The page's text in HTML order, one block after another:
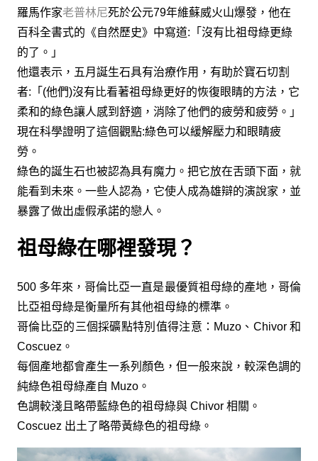
羅馬作家老普林尼死於公元79年維蘇威火山爆發，他在
百科全書式的《自然歷史》中寫道:「沒有比祖母綠更綠
的了。」
他還表示，五月誕生石具有治療作用，有助於寶石切割
者:「(他們)沒有比看著祖母綠更好的恢復眼睛的方法，它
柔和的綠色讓人感到舒適，消除了他們的疲勞和疲勞。」
現在科學證明了這個觀點:綠色可以緩解壓力和眼睛疲
勞。
綠色的誕生石也被認為具有魔力。把它放在舌頭下面，就
能看到未來。一些人認為，它使人成為雄辯的演說家，並
暴露了做出虛假承諾的戀人。
祖母綠在哪裡發現？
500 多年來，哥倫比亞一直是最優質祖母綠的產地，哥倫
比亞祖母綠是衡量所有其他祖母綠的標準。
哥倫比亞的三個採礦點特別值得注意：Muzo、Chivor 和
Coscuez。
每個產地都會產生一系列顏色，但一般來說，較深色調的
純綠色祖母綠產自 Muzo。
色調較淺且略帶藍綠色的祖母綠與 Chivor 相關。
Coscuez 出土了略帶黃綠色的祖母綠。